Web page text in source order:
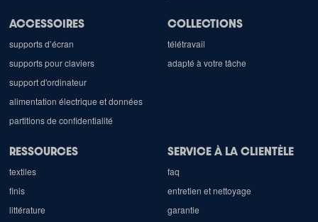
ACCESSOIRES
supports d’écran
supports pour claviers
support d'ordinateur
alimentation électrique et données
partitions de confidentialité
COLLECTIONS
télétravail
adapté à votre tâche
RESSOURCES
textiles
finis
littérature
SERVICE À LA CLIENTÈLE
faq
entretien et nettoyage
garantie